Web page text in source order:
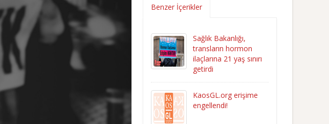
Benzer İçerikler
Sağlık Bakanlığı,
transların hormon
ilaçlarına 21 yaş sınırı
getirdi
KaosGL.org erişime
engellendi!